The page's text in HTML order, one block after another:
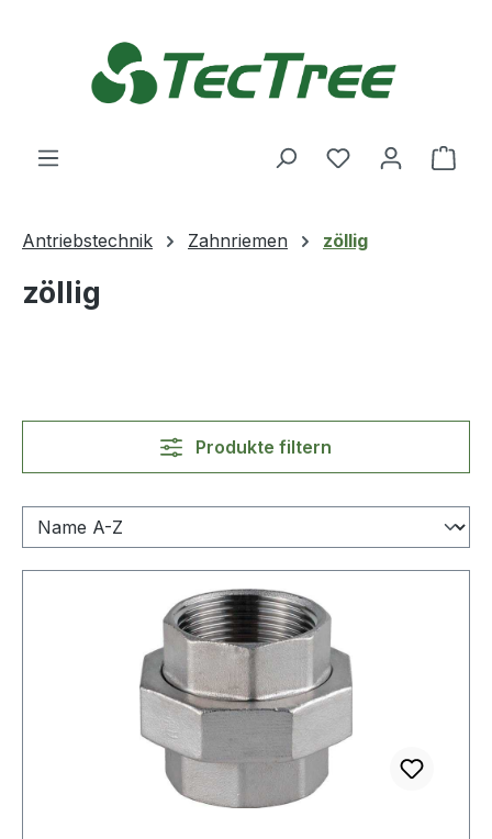
Du hast 0
Antriebstechnik Zahnriemen zöllig
zöllig
Produkte filtern